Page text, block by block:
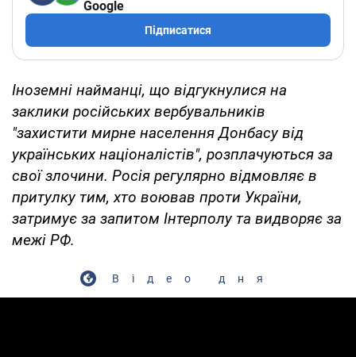
Google
Підписатися
Іноземні найманці, що відгукнулися на
заклики російських вербувальників
"захистити мирне населення Донбасу від
українських націоналістів", розплачуються за
свої злочини. Росія регулярно відмовляє в
притулку тим, хто воював проти України,
затримує за запитом Інтерполу та видворяє за
межі РФ.
Відео дня